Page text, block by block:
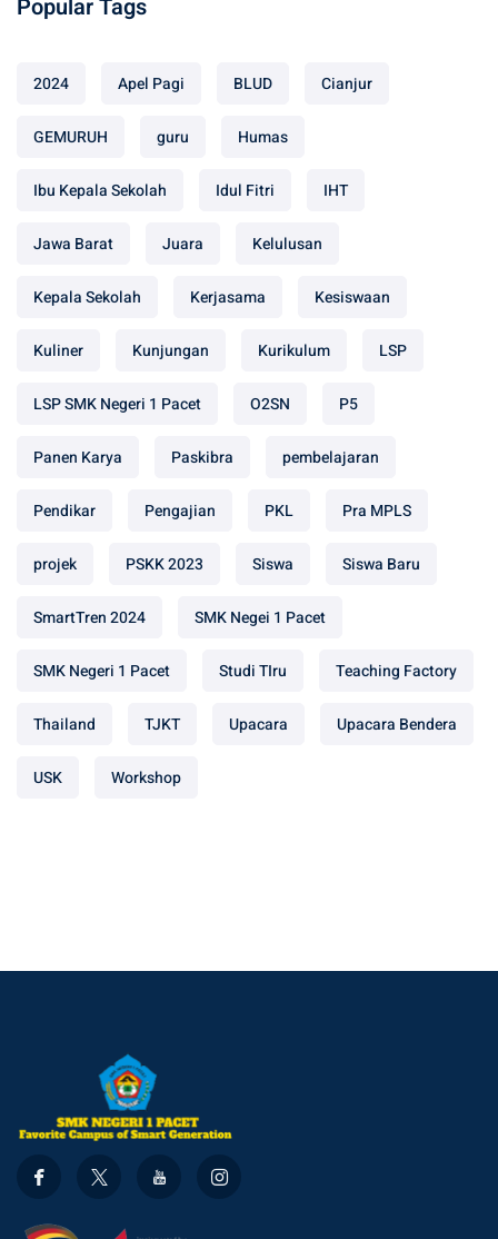
Popular Tags
2024 Apel Pagi BLUD Cianjur
GEMURUH guru Humas
Ibu Kepala Sekolah Idul Fitri IHT
Jawa Barat Juara Kelulusan
Kepala Sekolah Kerjasama Kesiswaan
Kuliner Kunjungan Kurikulum LSP
LSP SMK Negeri 1 Pacet O2SN P5
Panen Karya Paskibra pembelajaran
Pendikar Pengajian PKL Pra MPLS
projek PSKK 2023 Siswa Siswa Baru
SmartTren 2024 SMK Negei 1 Pacet
SMK Negeri 1 Pacet Studi TIru Teaching Factory
Thailand TJKT Upacara Upacara Bendera
USK Workshop